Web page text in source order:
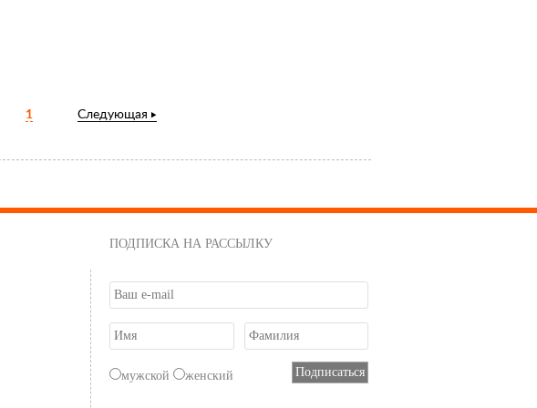
1 Следующая
ПОДПИСКА НА РАССЫЛКУ
мужской женский